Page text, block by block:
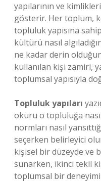
yapılarının ve
gösterir. Her toplum,
topluluk yapısına
kültürü nasıl
ne kadar derin
kullanılan kişi zamiri,
toplumsal yapısıyla
Topluluk yapıları
okuru o topluluğa
normları nasıl
seçerken belirleyici
kişisel bir düzeyde ve
sunarken, ikinci tekil
toplumsal bir